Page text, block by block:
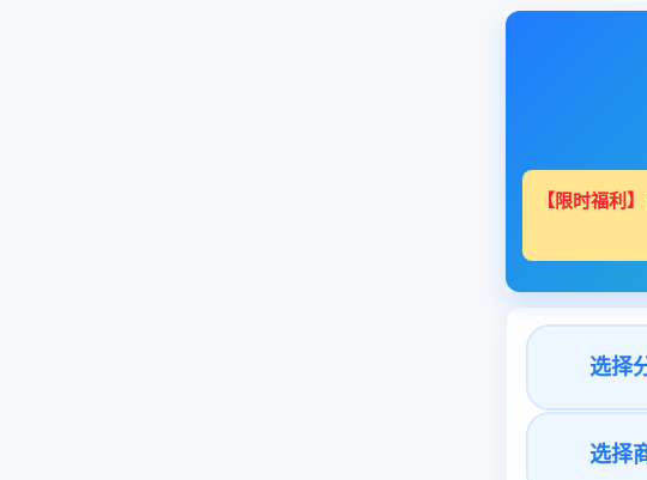
【限时福利】
选择
选择